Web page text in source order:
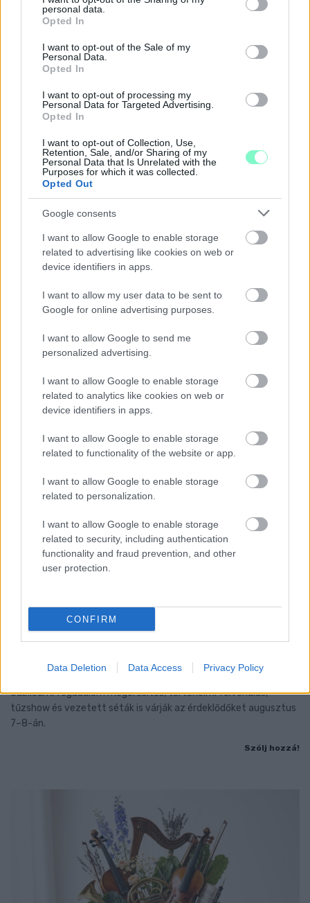
grant or deny consent to Google and its third-party tags to
use your data for below specified purposes in below Google
consent section.
personal data.
Opted In
I want to opt-out of the Sale of my
Personal Data.
Opted In
I want to opt-out of processing my
Personal Data for Targeted Advertising.
Opted In
I want to opt-out of Collection, Use,
Retention, Sale, and/or Sharing of my
Personal Data that Is Unrelated with the
Purposes for which it was collected.
Opted Out
Google consents
I want to allow Google to enable storage
related to advertising like cookies on web or
device identifiers in apps.
I want to allow my user data to be sent to
Google for online advertising purposes.
I want to allow Google to send me
personalized advertising.
I want to allow Google to enable storage
related to analytics like cookies on web or
device identifiers in apps.
I want to allow Google to enable storage
related to functionality of the website or app.
I want to allow Google to enable storage
related to personalization.
I want to allow Google to enable storage
related to security, including authentication
functionality and fraud prevention, and other
user protection.
CONFIRM
Data Deletion Data Access Privacy Policy
A GYŐRI AUDI ETO KC PÉNTEKI FELKÉSZÜLÉSI
MÉRKŐZÉSE
Az energiaellátás tehermentesítése érdekében másfél órával
előrébb hozták a Brest Bretagne Handball elleni találkozó
1 hozzászólás
BAROKK POMPÁBA ÖLTÖZIK A BELVÁROS:
ESKÜVŐT
Jubileumi fogadalom megerősítés, történelmi felvonulás,
tűzshow és vezetett séták is várják az érdeklődőket augusztus
7–8-án.
Szólj hozzá!